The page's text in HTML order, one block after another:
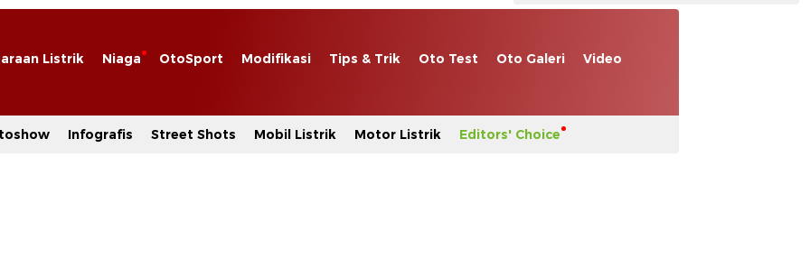
Listrik Niaga OtoSport Modifikasi Tips & Trik Oto Test Oto Galeri Video
Infografis Street Shots Mobil Listrik Motor Listrik Editors' Choice